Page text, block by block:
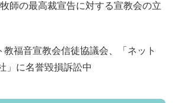
師の最高裁宣告に対する宣教会の立
教福音宣教会信徒協議会、「ネット
」に名誉毀損訴訟中